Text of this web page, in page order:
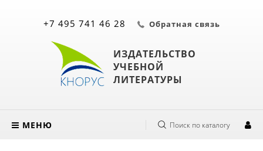
ИЗДАТЕЛЬСТВО
УЧЕБНОЙ
ЛИТЕРАТУРЫ
+7 495 741 46 28 Обратная связь
МЕНЮ Поиск по каталогу